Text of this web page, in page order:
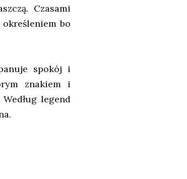
Czasami
bo
spokój i
znakiem i
legend